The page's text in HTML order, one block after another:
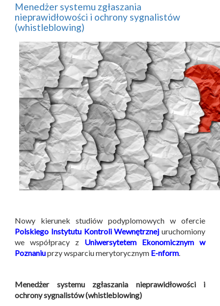
Menedżer systemu zgłaszania
nieprawidłowości i ochrony sygnalistów
(whistleblowing)
Nowy kierunek studiów podyplomowych w ofercie
Polskiego Instytutu Kontroli Wewnętrznej uruchomiony
we współpracy z Uniwersytetem Ekonomicznym w
Poznaniuprzy wsparciu merytorycznym E-nform
Menedżer systemu zgłaszania nieprawidłowości i
ochrony sygnalistów (whistleblowing)